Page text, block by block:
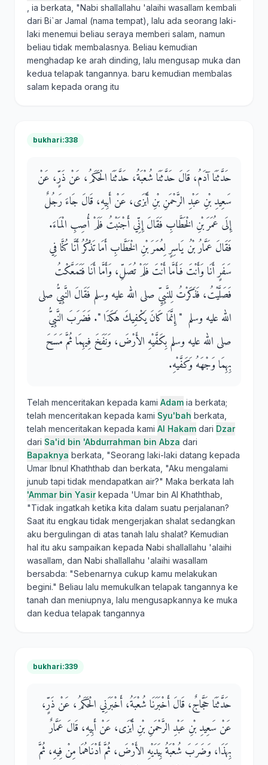
, ia berkata, "Nabi shallallahu 'alaihi wasallam kembali
dari Bi`ar Jamal (nama tempat), lalu ada seorang laki-
laki menemui beliau seraya memberi salam, namun
beliau tidak membalasnya. Beliau kemudian
menghadap ke arah dinding, lalu mengusap muka dan
kedua telapak tangannya. baru kemudian membalas
salam kepada orang itu
bukhari:338
حَدَّثَنَا آدَمُ، قَالَ حَدَّثَنَا شُعْبَةُ، حَدَّثَنَا الْحَكَمُ، عَنْ ذَرٍّ، عَنْ
سَعِيدِ بْنِ عَبْدِ الرَّحْمَنِ بْنِ أَبْزَى، عَنْ أَبِيهِ، قَالَ جَاءَ رَجُلٌ
إِلَى عُمَرَ بْنِ الْخَطَّابِ فَقَالَ إِنِّي أَجْنَبْتُ فَلَمْ أُصِبِ الْمَاءَ‏.‏
فَقَالَ عَمَّارُ بْنُ يَاسِرٍ لِعُمَرَ بْنِ الْخَطَّابِ أَمَا تَذْكُرُ أَنَّا كُنَّا فِي
سَفَرٍ أَنَا وَأَنْتَ فَأَمَّا أَنْتَ فَلَمْ تُصَلِّ، وَأَمَّا أَنَا فَتَمَعَّكْتُ
فَصَلَّيْتُ، فَذَكَرْتُ لِلنَّبِيِّ صلى الله عليه وسلم فَقَالَ النَّبِيُّ صلى
الله عليه وسلم ‏ "‏ إِنَّمَا كَانَ يَكْفِيكَ هَكَذَا ‏"‏‏.‏ فَضَرَبَ النَّبِيُّ
صلى الله عليه وسلم بِكَفَّيْهِ الأَرْضَ، وَنَفَخَ فِيهِمَا ثُمَّ مَسَحَ
بِهِمَا وَجْهَهُ وَكَفَّيْهِ‏.‏
Telah menceritakan kepada kami Adam ia berkata;
telah menceritakan kepada kami Syu'bah berkata,
telah menceritakan kepada kami Al Hakam dari Dzar
dari Sa'id bin 'Abdurrahman bin Abza dari
Bapaknya berkata, "Seorang laki-laki datang kepada
Umar Ibnul Khaththab dan berkata, "Aku mengalami
junub tapi tidak mendapatkan air?" Maka berkata lah
'Ammar bin Yasirkepada 'Umar bin Al Khaththab,
"Tidak ingatkah ketika kita dalam suatu perjalanan?
Saat itu engkau tidak mengerjakan shalat sedangkan
aku bergulingan di atas tanah lalu shalat? Kemudian
hal itu aku sampaikan kepada Nabi shallallahu 'alaihi
wasallam, dan Nabi shallallahu 'alaihi wasallam
bersabda: "Sebenarnya cukup kamu melakukan
begini." Beliau lalu memukulkan telapak tangannya ke
tanah dan meniupnya, lalu mengusapkannya ke muka
dan kedua telapak tangannya
bukhari:339
حَدَّثَنَا حَجَّاجٌ، قَالَ أَخْبَرَنَا شُعْبَةُ، أَخْبَرَنِي الْحَكَمُ، عَنْ ذَرٍّ،
عَنْ سَعِيدِ بْنِ عَبْدِ الرَّحْمَنِ بْنِ أَبْزَى، عَنْ أَبِيهِ، قَالَ عَمَّارٌ
بِهَذَا، وَضَرَبَ شُعْبَةُ بِيَدَيْهِ الأَرْضَ، ثُمَّ أَدْنَاهُمَا مِنْ فِيهِ، ثُمَّ